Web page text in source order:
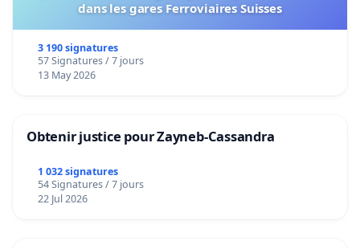
dans les gares Ferroviaires Suisses
3 190 signatures
57 Signatures / 7 jours
13 May 2026
Obtenir justice pour Zayneb-Cassandra
1 032 signatures
54 Signatures / 7 jours
22 Jul 2026